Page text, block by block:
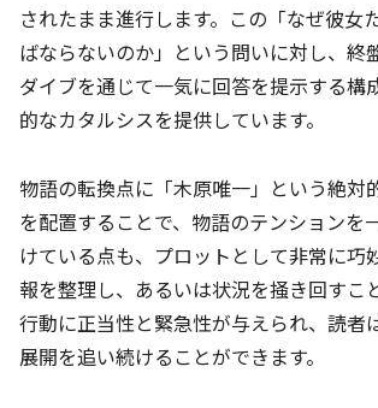
されたまま進行します。この「なぜ彼女
ばならないのか」という問いに対し、終
ダイブを通じて一気に回答を提示する構
的なカタルシスを提供しています。
物語の転換点に「木原唯一」という絶対
を配置することで、物語のテンションを
けている点も、プロットとして非常に巧
報を整理し、あるいは状況を掻き回すこ
行動に正当性と緊急性が与えられ、読者
展開を追い続けることができます。